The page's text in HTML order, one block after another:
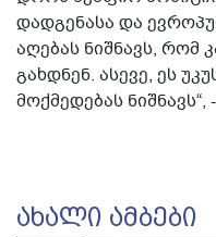
დადგენასა და
აღებას ნიშნავს, რომ
გახდნენ. ასევე, ეს
მოქმედებას
ᲐᲮᲐᲚᲘ ᲐᲛᲑᲔᲑᲘ